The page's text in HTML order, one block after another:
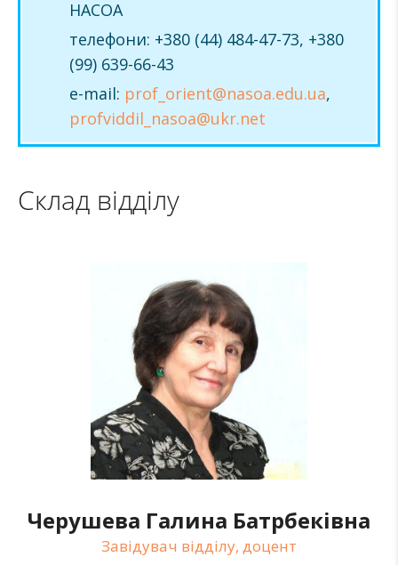
НАСОА
телефони: +380 (44) 484-47-73, +380
(99) 639-66-43
e-mail: prof_orient@nasoa.edu.ua,
profviddil_nasoa@ukr.net
Склад відділу
Черушева Галина Батрбеківна
Завідувач відділу, доцент